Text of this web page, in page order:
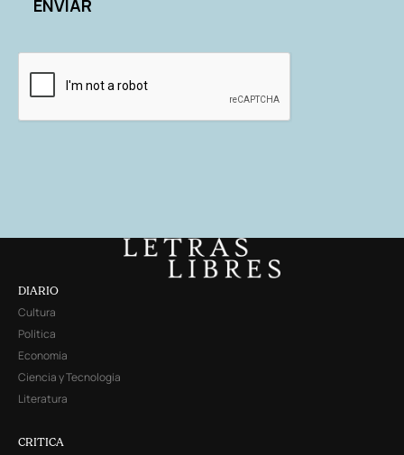
DIARIO
Cultura
Política
Economía
Ciencia y Tecnología
Literatura
CRITICA